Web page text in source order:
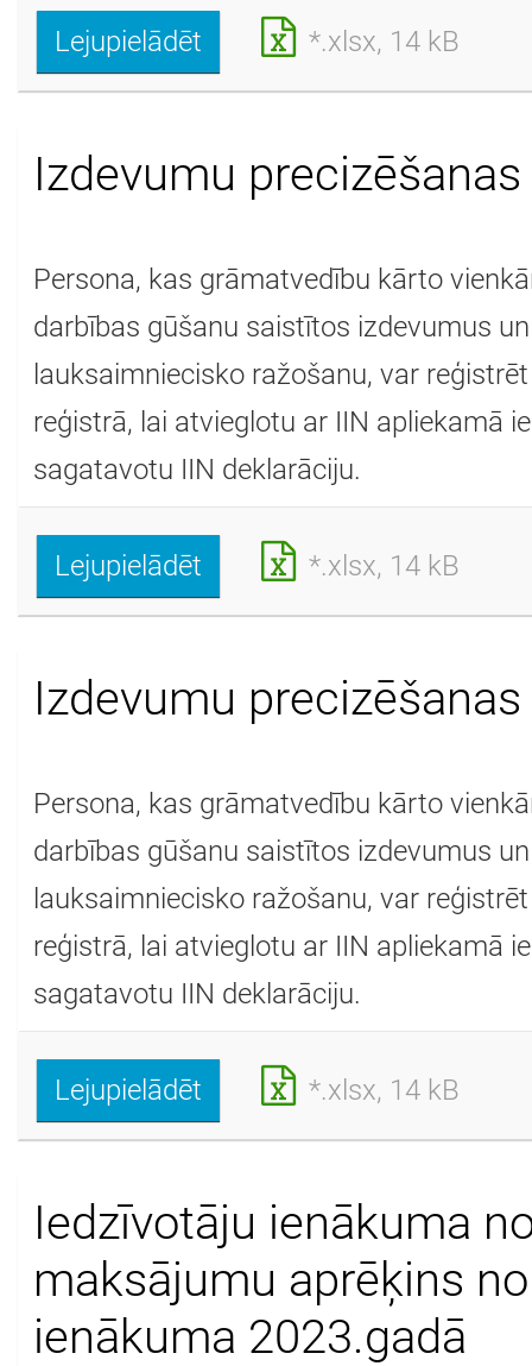
Lejupielādēt *.xlsx, 14 kB
Izdevumu
Persona, kas grāmatvedību kārto
darbības gūšanu saistītos izdevumus
lauksaimniecisko ražošanu, var
reģistrā, lai atvieglotu ar IIN apliekamā
sagatavotu IIN deklarāciju.
Lejupielādēt *.xlsx, 14 kB
Izdevumu
Persona, kas grāmatvedību kārto
darbības gūšanu saistītos izdevumus
lauksaimniecisko ražošanu, var
reģistrā, lai atvieglotu ar IIN apliekamā
sagatavotu IIN deklarāciju.
Lejupielādēt *.xlsx, 14 kB
Iedzīvotāju ienākuma
maksājumu aprēķins
ienākuma 2023.gadā